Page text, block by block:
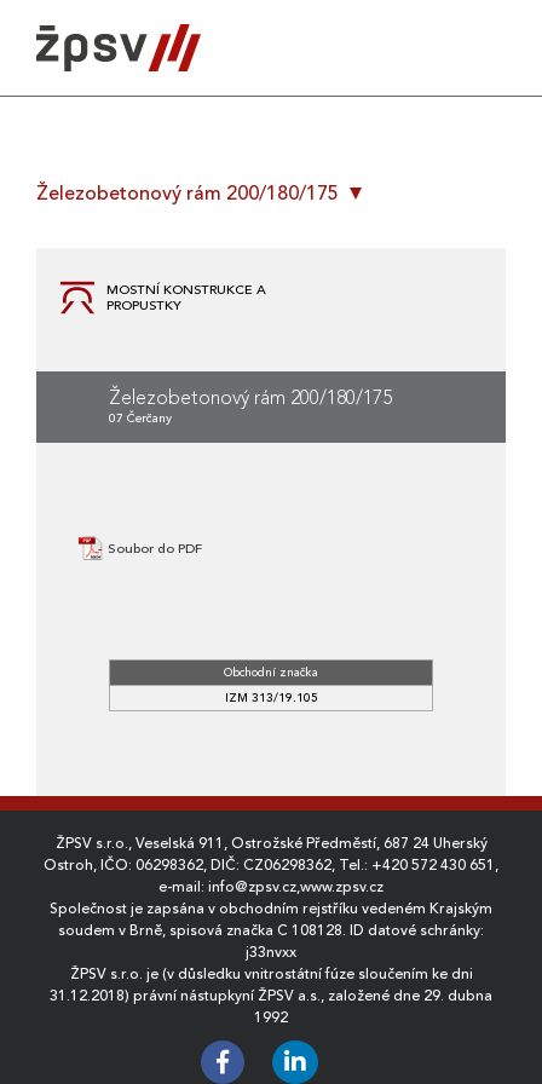
content
Železobetonový rám 200/180/175
MOSTNÍ KONSTRUKCE A
PROPUSTKY
Železobetonový rám 200/180/175
07 Čerčany
Soubor do PDF
Obchodní značka
IZM 313/19.105
ŽPSV s.r.o., Veselská 911, Ostrožské Předměstí, 687 24 Uherský
Ostroh, IČO: 06298362, DIČ: CZ06298362, Tel.: +420 572 430 651 ,
e-mail: info@zpsv.cz,www.zpsv.cz
Společnost je zapsána v obchodním rejstříku vedeném Krajským
soudem v Brně, spisová značka C 108128. ID datové schránky:
j33nvxx
ŽPSV s.r.o. je (v důsledku vnitrostátní fúze sloučením ke dni
31.12.2018) právní nástupkyní ŽPSV a.s., založené dne 29. dubna
1992